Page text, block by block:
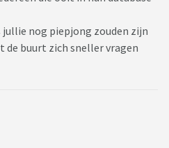
nog piepjong zouden zijn
de buurt zich sneller vragen